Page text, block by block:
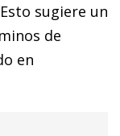
sugiere un
de
en